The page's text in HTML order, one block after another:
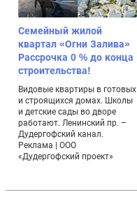
Семейный жилой
квартал «Огни Залива»
Рассрочка 0 % до конца
строительства!
Видовые квартиры в готовых
и строящихся домах. Школы
и детские сады во дворе
работают. Ленинский пр. –
Дудергофский канал.
Реклама | ООО
«Дудергофский проект»